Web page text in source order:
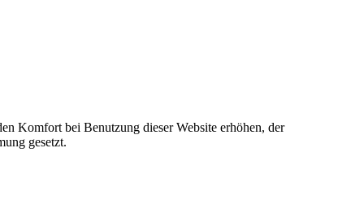
Komfort bei Benutzung dieser Website erhöhen, der
gesetzt.